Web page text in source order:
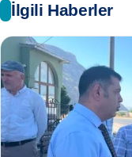
İlgili Haberler